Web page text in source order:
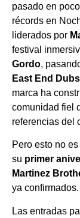
pasado en
récords en
liderados por
festival
Gordo,
East End Dubs
marca ha
comunidad fiel
referencias del
Pero esto no
su primer
Martinez
ya confirmados.
Las entradas